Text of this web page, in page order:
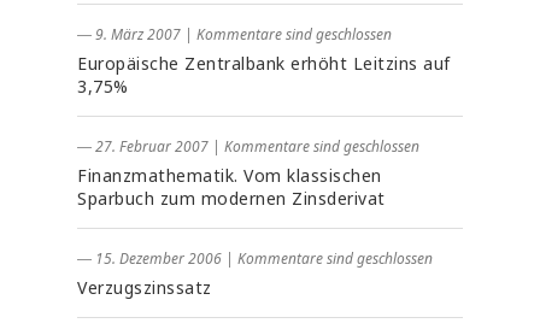
― 9. März 2007 | Kommentare sind geschlossen
Europäische Zentralbank erhöht Leitzins auf
3,75%
― 27. Februar 2007 | Kommentare sind geschlossen
Finanzmathematik. Vom klassischen
Sparbuch zum modernen Zinsderivat
― 15. Dezember 2006 | Kommentare sind geschlossen
Verzugszinssatz